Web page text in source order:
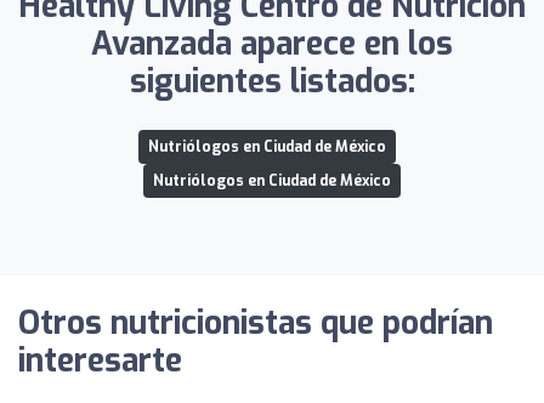
Avanzada aparece en los
siguientes listados:
Nutriólogos en Ciudad de México
Nutriólogos en Ciudad de México
Otros nutricionistas que podrían
interesarte